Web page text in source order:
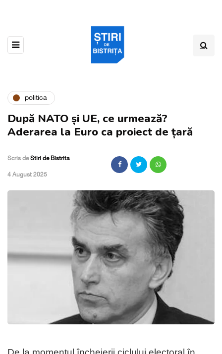
politica
După NATO și UE, ce urmează?
Aderarea la Euro ca proiect de țară
Scris deStiri de Bistrita
,4 August 2025